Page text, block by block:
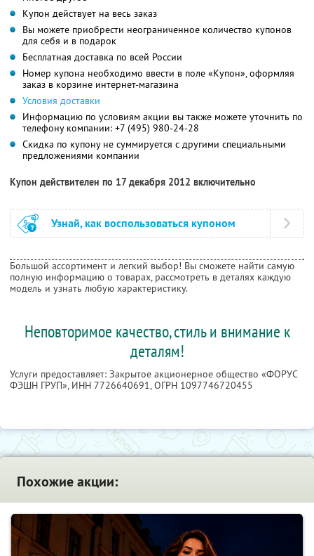
Купон действует на весь заказ
Вы можете приобрести неограниченное количество купонов
для себя и в подарок
Бесплатная доставка по всей России
Номер купона необходимо ввести в поле «Купон», оформляя
заказ в корзине интернет-магазина
Условия доставки
Информацию по условиям акции вы также можете уточнить по
телефону компании: +7 (495) 980-24-28
Скидка по купону не суммируется с другими специальными
предложениями компании
Купон действителен по 17 декабря 2012 включительно
Узнай, как воспользоваться купоном
Большой ассортимент и легкий выбор! Вы сможете найти самую
полную информацию о товарах, рассмотреть в деталях каждую
модель и узнать любую характеристику.
Неповторимое качество, стиль и внимание к
деталям!
Услуги предоставляет: Закрытое акционерное общество «ФОРУС
ФЭШН ГРУП», ИНН 7726640691, ОГРН 1097746720455
Похожие акции: